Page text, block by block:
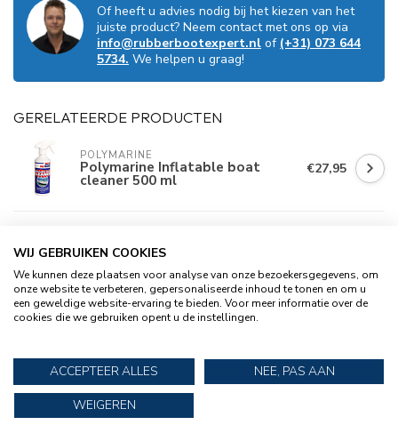
Of heeft u advies nodig bij het kiezen van het
juiste product? Neem contact met ons op via
info@rubberbootexpert.nl of (+31) 073 644
5734. We helpen u graag!
GERELATEERDE PRODUCTEN
POLYMARINE
Polymarine Inflatable boat
cleaner 500 ml
€27,95
Polymarine 2 Componenten lijm
POLYMARINE
Polymarine Sealflex 500 ml voor
WIJ GEBRUIKEN COOKIES
We kunnen deze plaatsen voor analyse van onze bezoekersgegevens, om
onze website te verbeteren, gepersonaliseerde inhoud te tonen en om u
een geweldige website-ervaring te bieden. Voor meer informatie over de
cookies die we gebruiken opent u de instellingen.
ACCEPTEER ALLES
NEE, PAS AAN
WEIGEREN